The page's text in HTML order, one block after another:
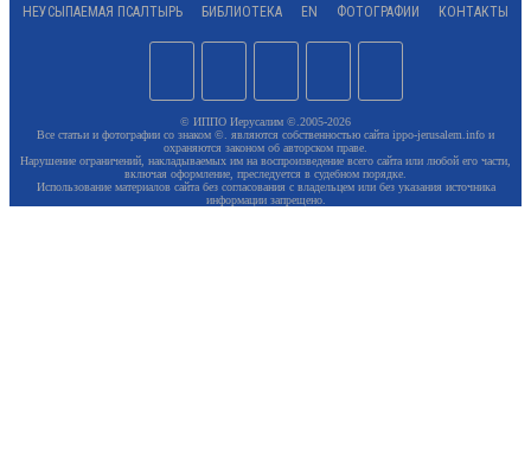
НЕУСЫПАЕМАЯ ПСАЛТЫРЬ БИБЛИОТЕКА EN ФОТОГРАФИИ КОНТАКТЫ
© ИППО Иерусалим ©.2005-2026
Все статьи и фотографии со знаком ©. являются собственностью сайта ippo-jerusalem.info и
охраняются законом об авторском праве.
Нарушение ограничений, накладываемых им на воспроизведение всего сайта или любой его части,
включая оформление, преследуется в судебном порядке.
Использование материалов сайта без согласования с владельцем или без указания источника
информации запрещено.